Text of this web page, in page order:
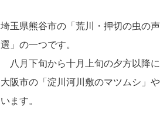
埼玉県熊谷市の「荒川・押切の虫の
選」の一つです。
八月下旬から十月上旬の夕方以降
大阪市の「淀川河川敷のマツムシ」
います。